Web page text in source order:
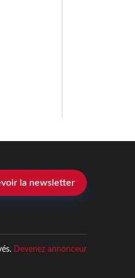
la newsletter
Devenez annonceur